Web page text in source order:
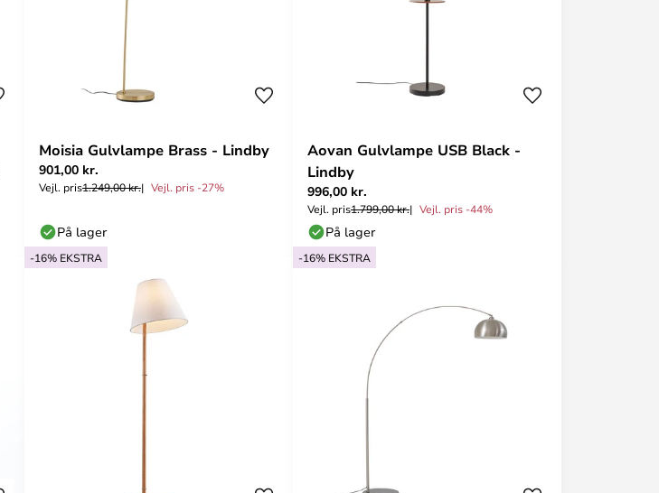
Moisia Gulvlampe Brass - Lindby
901,00 kr.
Vejl. pris1.249,00 kr. Vejl. pris -27%
På lager
Aovan Gulvlampe USB Black -
Lindby
996,00 kr.
Vejl. pris1.799,00 kr. Vejl. pris -44%
På lager
-16% EKSTRA -16% EKSTRA